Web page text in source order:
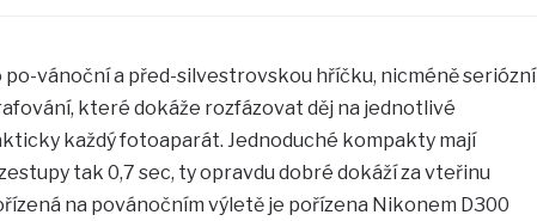
vánoční a před-silvestrovskou hříčku, nicméně seriózní
které dokáže rozfázovat děj na jednotlivé
každý fotoaparát. Jednoduché kompakty mají
tak 0,7 sec, ty opravdu dobré dokáží za vteřinu
na povánočním výletě je pořízena Nikonem D300